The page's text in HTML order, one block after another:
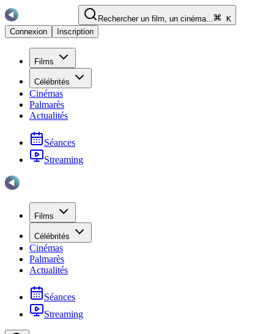
Rechercher un film, un cinéma...
K
Connexion
Inscription
Films
Célébrités
Cinémas
Palmarès
Actualités
Séances
Streaming
Films
Célébrités
Cinémas
Palmarès
Actualités
Séances
Streaming